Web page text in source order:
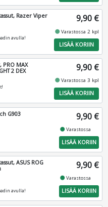
Razer Viper
avulla!
9,90 €
fiber_manual_recordVarastossa 2 kpl
LISÄÄ KORIIN
PRO MAX
2 DEX
9,90 €
fiber_manual_recordVarastossa 3 kpl
LISÄÄ KORIIN
G903 9,90 €
fiber_manual_recordVarastossa
LISÄÄ KORIIN
ASUS ROG
avulla!
9,90 €
fiber_manual_recordVarastossa
LISÄÄ KORIIN